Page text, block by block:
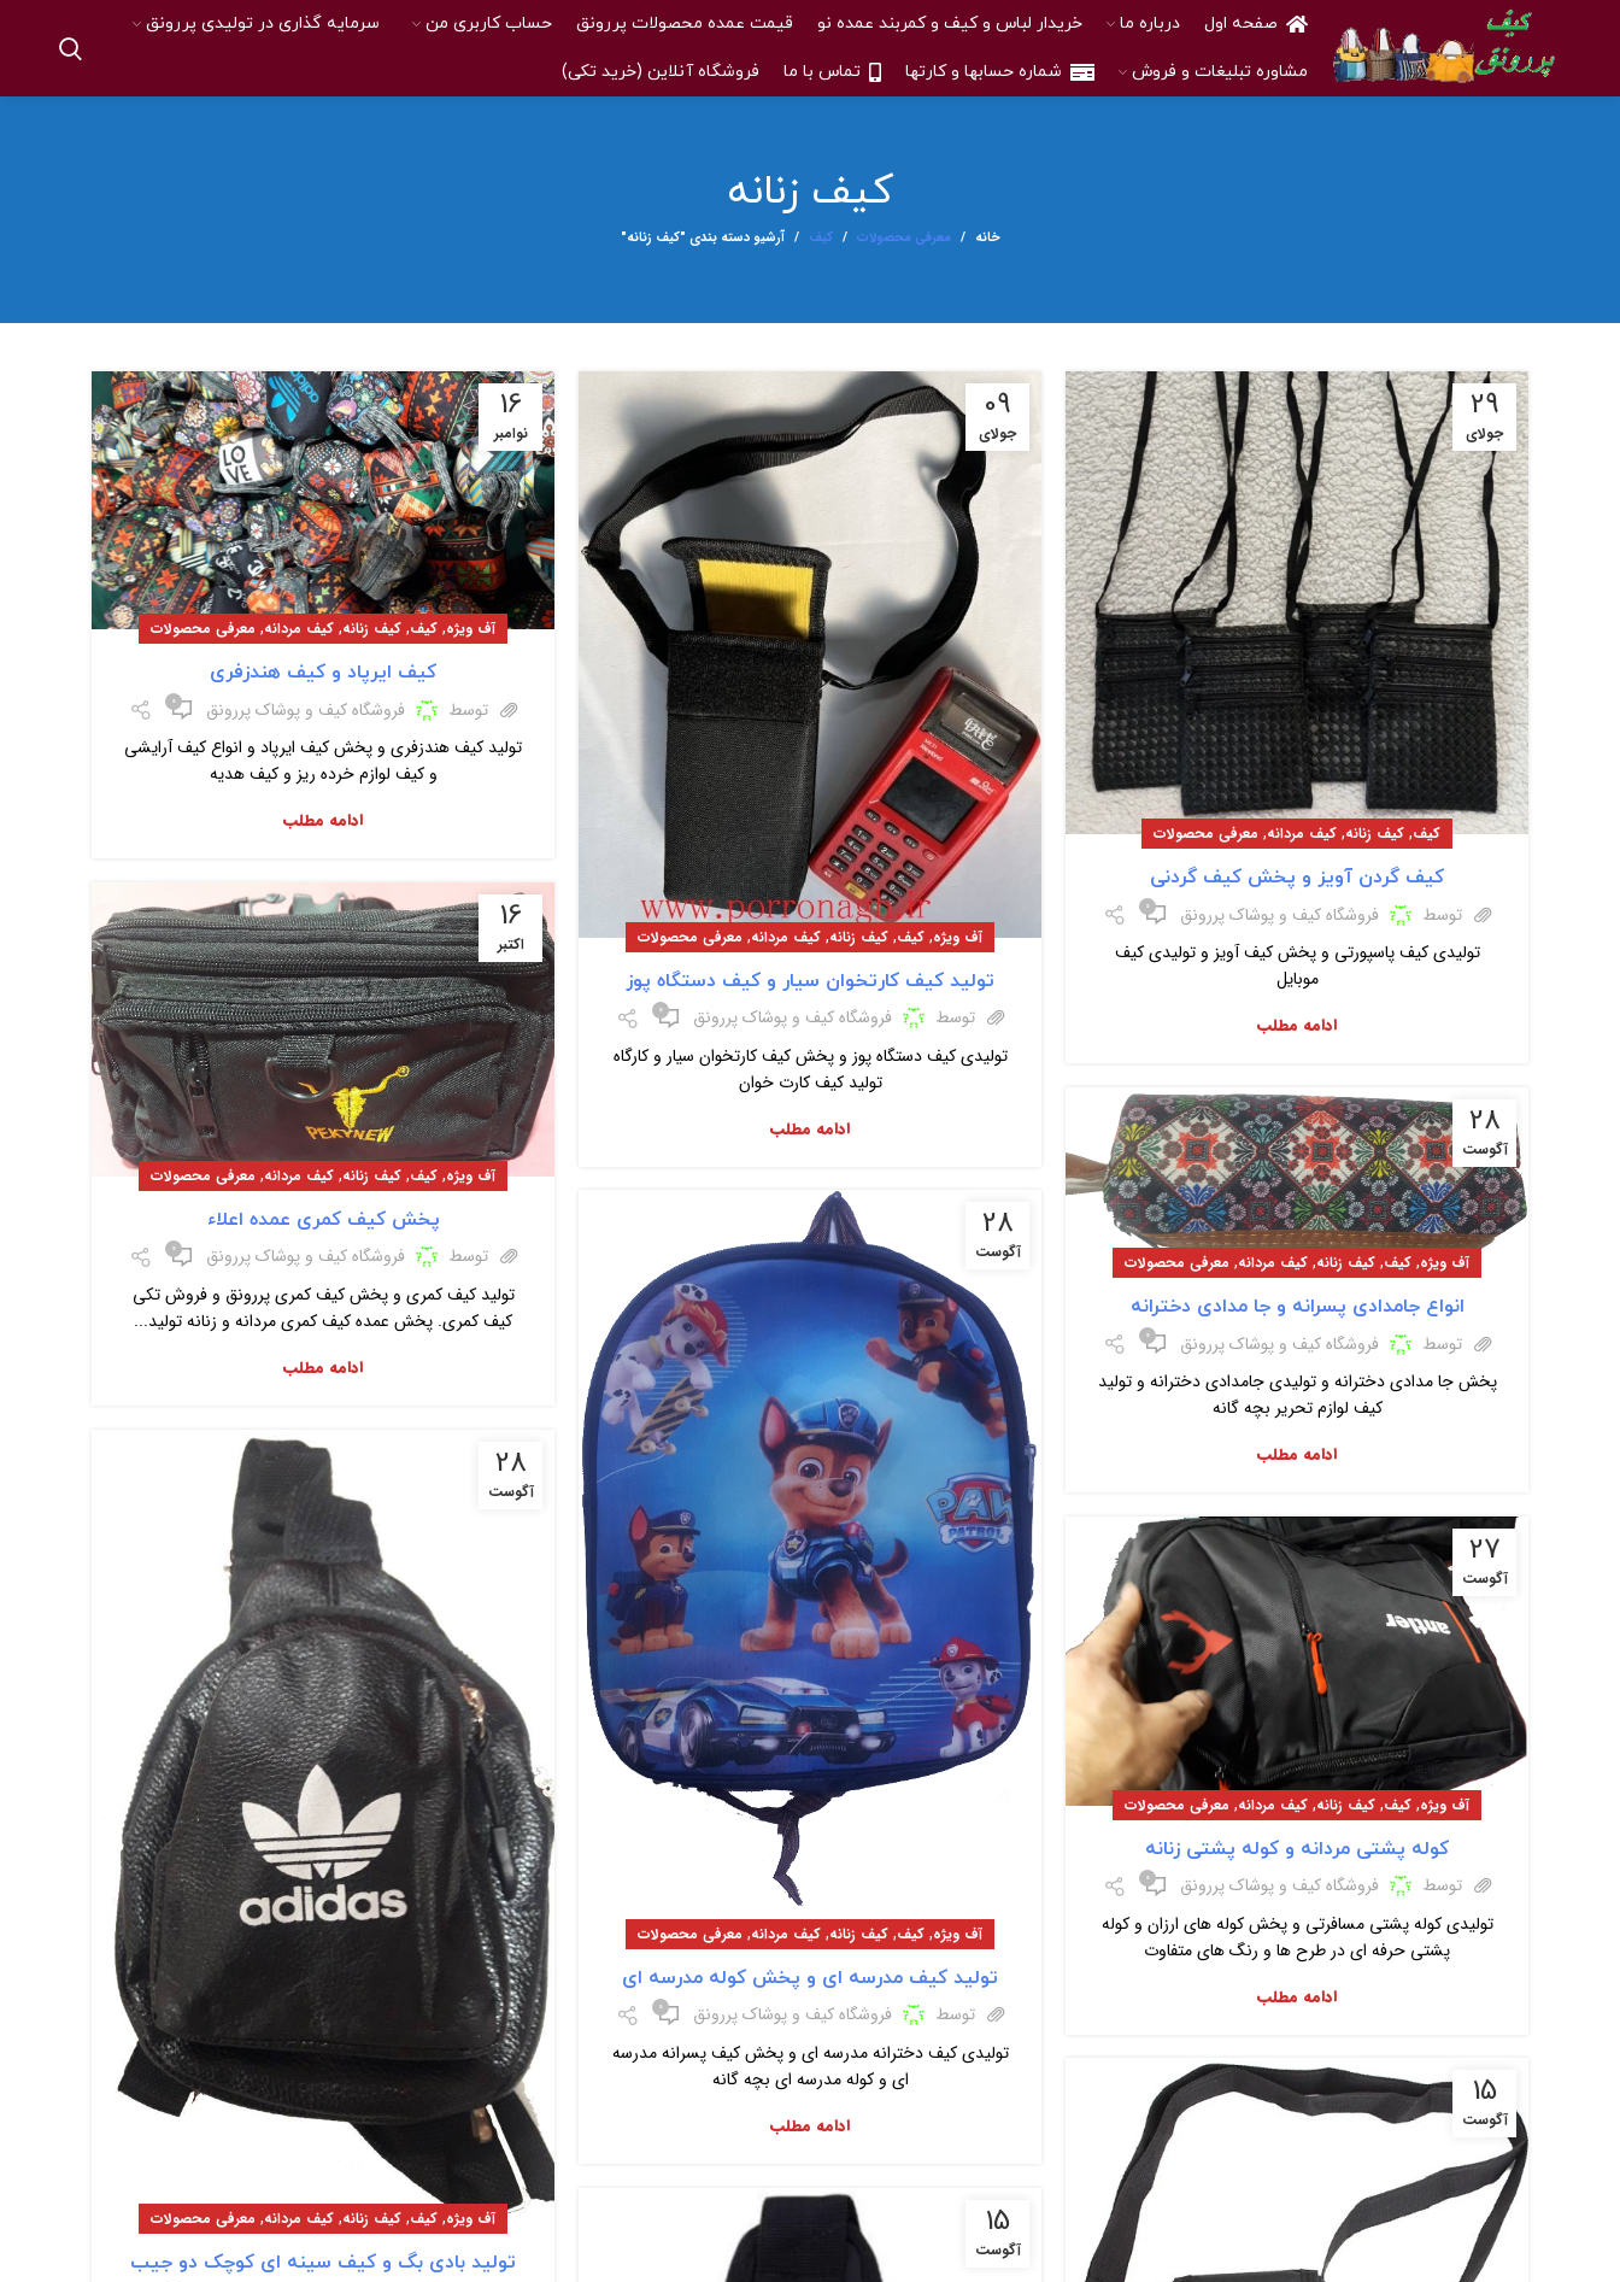
صفحه اول درباره ما خریدار لباس و کیف و کمربند عمده نو قیمت عمده محصولات پررونق حساب کاربری من سرمایه گذاری در تولیدی پررونق
مشاوره تبلیغات و فروش شماره حسابها و کارتها تماس با ما فروشگاه آنلاین (خرید تکی)
کیف زنانه
خانه معرفی محصولات کیف آرشیو دسته بندی "کیف زنانه"
29
جولای
کیف, کیف زنانه, کیف مردانه, معرفی محصولات
کیف گردن آویز و پخش کیف گردنی
توسط فروشگاه کیف و پوشاک پررونق ۰
تولیدی کیف پاسپورتی و پخش کیف آویز و تولیدی کیف
موبایل
ادامه مطلب
09
جولای
آف ویژه, کیف, کیف زنانه, کیف مردانه, معرفی محصولات
تولید کیف کارتخوان سیار و کیف دستگاه پوز
توسط فروشگاه کیف و پوشاک پررونق ۰
تولیدی کیف دستگاه پوز و پخش کیف کارتخوان سیار و کارگاه
تولید کیف کارت خوان
ادامه مطلب
16
نوامبر
آف ویژه, کیف, کیف زنانه, کیف مردانه, معرفی محصولات
کیف ایرپاد و کیف هندزفری
توسط فروشگاه کیف و پوشاک پررونق ۰
تولید کیف هندزفری و پخش کیف ایرپاد و انواع کیف آرایشی
و کیف لوازم خرده ریز و کیف هدیه
ادامه مطلب
16
اکتبر
آف ویژه, کیف, کیف زنانه, کیف مردانه, معرفی محصولات
پخش کیف کمری عمده اعلاء
توسط فروشگاه کیف و پوشاک پررونق ۰
تولید کیف کمری و پخش کیف کمری پررونق و فروش تکی
کیف کمری. پخش عمده کیف کمری مردانه و زنانه تولید...
ادامه مطلب
28
آگوست
آف ویژه, کیف, کیف زنانه, کیف مردانه, معرفی محصولات
انواع جامدادی پسرانه و جا مدادی دخترانه
توسط فروشگاه کیف و پوشاک پررونق ۰
پخش جا مدادی دخترانه و تولیدی جامدادی دخترانه و تولید
کیف لوازم تحریر بچه گانه
ادامه مطلب
28
آگوست
آف ویژه, کیف, کیف زنانه, کیف مردانه, معرفی محصولات
تولید کیف مدرسه ای و پخش کوله مدرسه ای
توسط فروشگاه کیف و پوشاک پررونق ۰
تولیدی کیف دخترانه مدرسه ای و پخش کیف پسرانه مدرسه
ای و کوله مدرسه ای بچه گانه
ادامه مطلب
28
آگوست
آف ویژه, کیف, کیف زنانه, کیف مردانه, معرفی محصولات
تولید بادی بگ و کیف سینه ای کوچک دو جیب
27
آگوست
آف ویژه, کیف, کیف زنانه, کیف مردانه, معرفی محصولات
کوله پشتی مردانه و کوله پشتی زنانه
توسط فروشگاه کیف و پوشاک پررونق ۰
تولیدی کوله پشتی مسافرتی و پخش کوله های ارزان و کوله
پشتی حرفه ای در طرح ها و رنگ های متفاوت
ادامه مطلب
15
آگوست
15
آگوست